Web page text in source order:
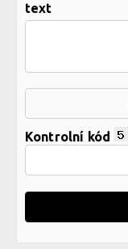
text
Kontrolní kód